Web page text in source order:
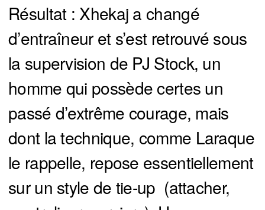
Résultat : Xhekaj a changé
d’entraîneur et s’est retrouvé sous
la supervision de PJ Stock, un
homme qui possède certes un
passé d’extrême courage, mais
dont la technique, comme Laraque
le rappelle, repose essentiellement
sur un style de tie-up (attacher,